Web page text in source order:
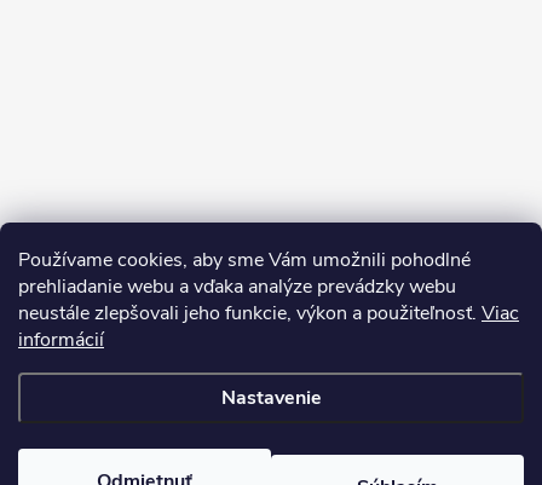
Používame cookies, aby sme Vám umožnili pohodlné
prehliadanie webu a vďaka analýze prevádzky webu
neustále zlepšovali jeho funkcie, výkon a použiteľnosť. Viac
informácií
Nastavenie
Sledovať na Instagrame
. Všetky práva vyhradené.